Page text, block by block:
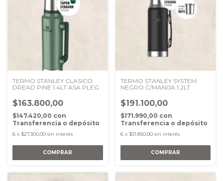
TERMO STANLEY CLASICO
DREAD PINE 1.4LT ASA PLEG
$163.800,00
$147.420,00 con
Transferencia o depósito
6 x $27.300,00 sin interés
TERMO STANLEY SYSTEM
NEGRO C/MANIJA 1.2LT
$191.100,00
$171.990,00 con
Transferencia o depósito
6 x $31.850,00 sin interés